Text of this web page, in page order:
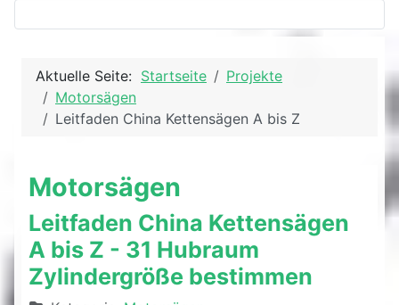
Aktuelle Seite: Startseite
Projekte
Motorsägen
Leitfaden China Kettensägen A bis Z
Motorsägen
Leitfaden China Kettensägen
A bis Z - 31 Hubraum
Zylindergröße bestimmen